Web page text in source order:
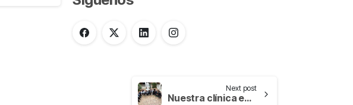
Next post
Nuestra clínica en Bogotá recibió la visita del Superior General de la OHSJD